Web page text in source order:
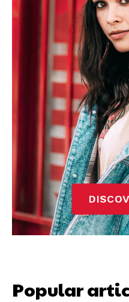
Popular